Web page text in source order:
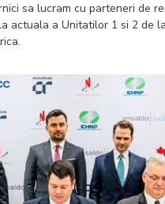
sa lucram cu parteneri de
a Unitatilor 1 si 2 de